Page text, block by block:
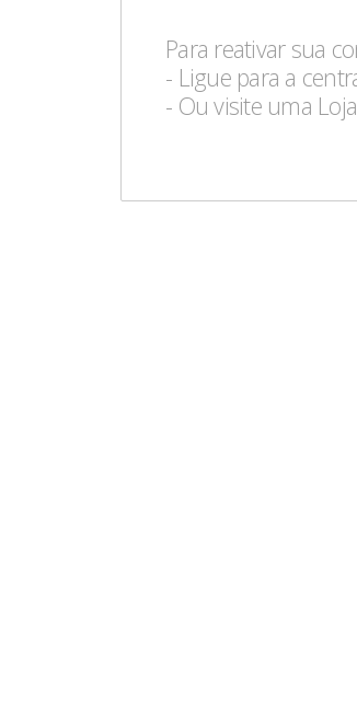
Para reativar sua
- Ligue para a
- Ou visite uma